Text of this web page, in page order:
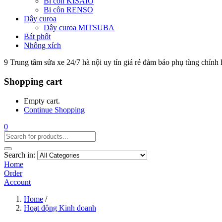
Bi côn RENSO
Dây curoa
Dây curoa MITSUBA
Bát phốt
Nhông xích
9 Trung tâm sửa xe 24/7 hà nội uy tín giá rẻ đảm bảo phụ tùng chính
Shopping cart
Empty cart.
Continue Shopping
0
Search in:
Home
Order
Account
Home /
Hoạt động Kinh doanh